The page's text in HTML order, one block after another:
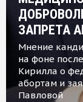
ЗАПРЕТА
Мнение
на фоне
Кирилла о
абортам и
Павловой